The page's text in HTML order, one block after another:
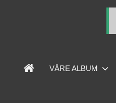
VÅRE ALBUM